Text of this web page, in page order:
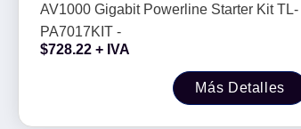
AV1000 Gigabit Powerline Starter Kit TL-
PA7017KIT -
$728.22 + IVA
Más Detalles